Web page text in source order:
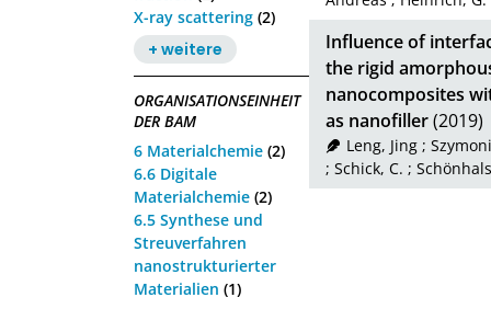
X-ray scattering (2)
+ weitere
ORGANISATIONSEINHEIT
DER BAM
6 Materialchemie (2)
6.6 Digitale
Materialchemie (2)
6.5 Synthese und
Streuverfahren
nanostrukturierter
Materialien (1)
Influence of
the rigid
nanocomposites
as nanofiller(2019)
Leng, Jing;
; Schick, C. ;